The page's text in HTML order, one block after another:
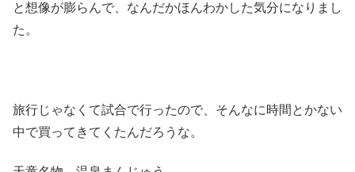
と想像が膨らんで、なんだかほんわかした気分になりまし
た。
旅行じゃなくて試合で行ったので、そんなに時間とかない
中で買ってきてくたんだろうな。